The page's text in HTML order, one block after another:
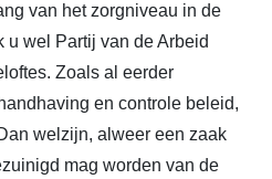
van het zorgniveau in de
u wel Partij van de Arbeid
Zoals al eerder
en controle beleid,
welzijn, alweer een zaak
mag worden van de